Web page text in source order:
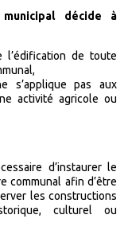
décide à
l’édification de toute
s’applique pas aux
activité agricole ou
d’instaurer le
communal afin d’être
les constructions
culturel ou